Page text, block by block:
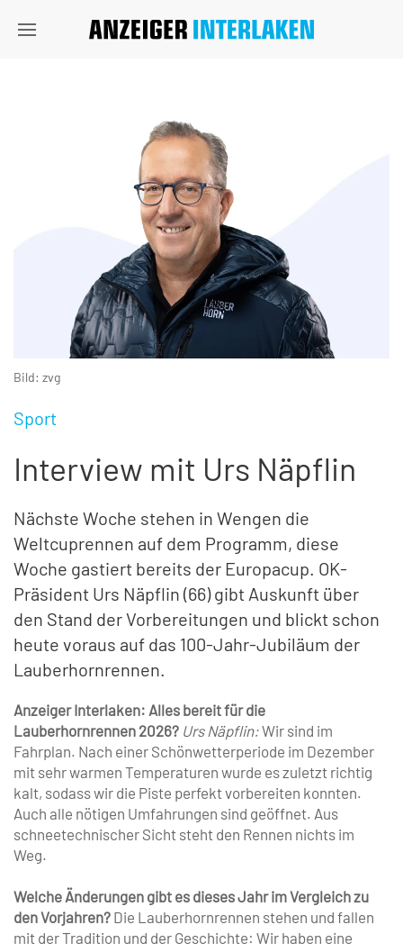
Bild: zvg
Sport
Interview mit Urs Näpflin
Nächste Woche stehen in Wengen die
Weltcuprennen auf dem Programm, diese
Woche gastiert bereits der Europacup. OK-
Präsident Urs Näpflin (66) gibt Auskunft über
den Stand der Vorbereitungen und blickt schon
heute voraus auf das 100-Jahr-Jubiläum der
Lauberhornrennen.
Anzeiger Interlaken: Alles bereit für die
Lauberhornrennen 2026? Urs Näpflin:Wir sind im
Fahrplan. Nach einer Schönwetterperiode im Dezember
mit sehr warmen Temperaturen wurde es zuletzt richtig
kalt, sodass wir die Piste perfekt vorbereiten konnten.
Auch alle nötigen Umfahrungen sind geöffnet. Aus
schneetechnischer Sicht steht den Rennen nichts im
Weg.
Welche Änderungen gibt es dieses Jahr im Vergleich zu
den Vorjahren? Die Lauberhornrennen stehen und fallen
mit der Tradition und der Geschichte: Wir haben eine